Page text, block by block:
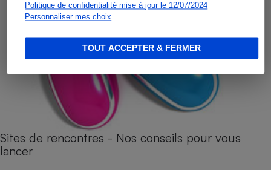
Politique de confidentialité mise à jour le 12/07/2024
Personnaliser mes choix
TOUT ACCEPTER & FERMER
Sites de rencontres - Nos conseils pour vous
lancer